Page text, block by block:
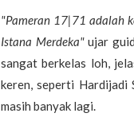
"Pameran 17|71 adalah
Istana Merdeka"ujar
sangat berkelas loh,
keren, seperti Hardijadi
masih banyak lagi.